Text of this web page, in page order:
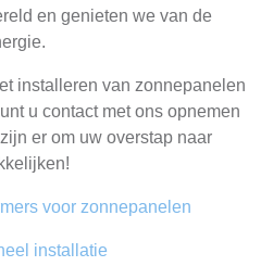
en genieten we van de
installeren van zonnepanelen
u contact met ons opnemen
er om uw overstap naar
voor zonnepanelen
installatie